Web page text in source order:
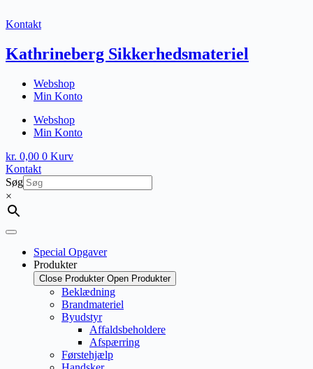
til
Kontakt
Kathrineberg Sikkerhedsmateriel
Webshop
Min Konto
Webshop
Min Konto
kr. 0,00 0 Kurv
Kontakt
Søg
×
Special Opgaver
Produkter
Close Produkter Open Produkter
Beklædning
Brandmateriel
Byudstyr
Affaldsbeholdere
Afspærring
Førstehjælp